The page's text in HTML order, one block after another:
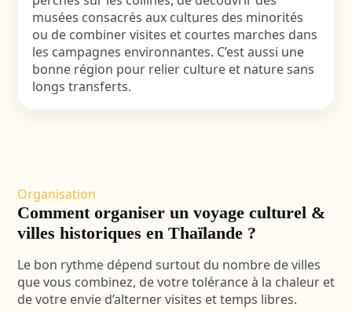
musées consacrés aux cultures des minorités
ou de combiner visites et courtes marches dans
les campagnes environnantes. C’est aussi une
bonne région pour relier culture et nature sans
longs transferts.
Organisation
Comment organiser un voyage culturel &
villes historiques en Thaïlande ?
Le bon rythme dépend surtout du nombre de villes
que vous combinez, de votre tolérance à la chaleur et
de votre envie d’alterner visites et temps libres.